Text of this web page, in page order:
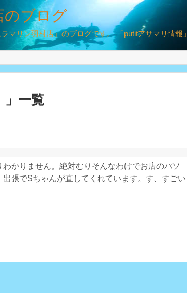
のブログ
マリン羽村店」のブログです。 「putitアサマリ情報」
」一覧
わかりません。絶対むりそんなわけでお店のパソ
出張でSちゃんが直してくれています。す、すごい